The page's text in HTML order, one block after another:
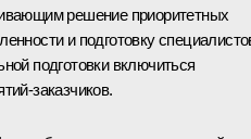
решение приоритетных
и подготовку
подготовки включиться
заказчиков.